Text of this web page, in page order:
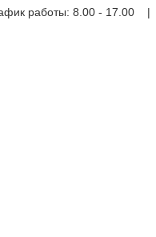
работы: 8.00 -